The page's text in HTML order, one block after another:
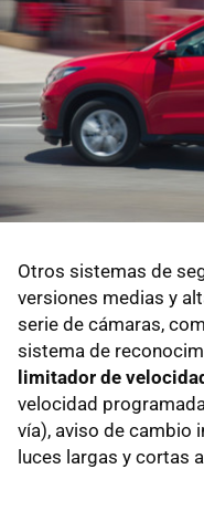
Otros sistemas de
versiones medias y
serie de cámaras,
sistema de
limitador de
velocidad
vía), aviso de cambio
luces largas y cortas